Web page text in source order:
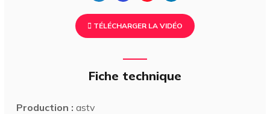
TÉLÉCHARGER LA VIDÉO
Fiche technique
Production : astv